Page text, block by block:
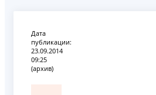
Дата
публикации:
23.09.2014
09:25
(архив)